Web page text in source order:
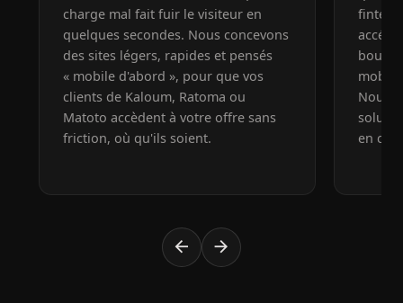
charge mal fait fuir le visiteur en
quelques secondes. Nous concevons
des sites légers, rapides et pensés
« mobile d'abord », pour que vos
clients de Kaloum, Ratoma ou
Matoto accèdent à votre offre sans
friction, où qu'ils soient.
mobile
Nous
en
arrow_back arrow_forward